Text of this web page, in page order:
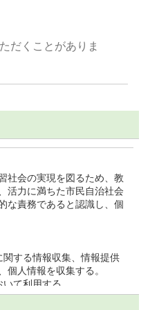
だくことがありま
会の実現を図るため、教
活力に満ちた市民自治社会
な責務であると認識し、個
する情報収集、情報提供
人情報を収集する。
て利用する。
合には、当該第三者にお